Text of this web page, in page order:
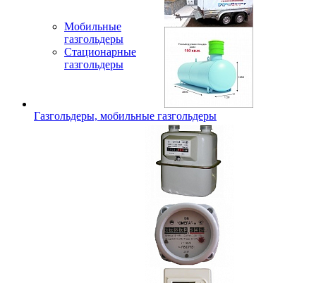
Мобильные
газгольдеры
Стационарные
газгольдеры
Газгольдеры, мобильные газгольдеры